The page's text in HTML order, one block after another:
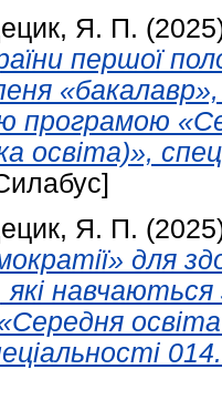
Я. П.
першої
програмою
освіта)»,
Я. П.
для
які